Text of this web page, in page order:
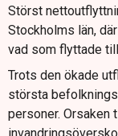
Störst
Stockholms län,
vad som flyttade
Trots den ökade
största
personer.